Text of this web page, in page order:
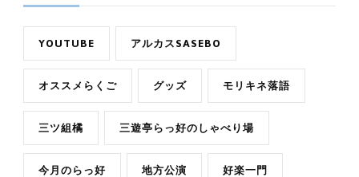
YOUTUBE アルカスSASEBO
オススメらくご グッズ モリキネ落語
三ツ組橘 三遊亭らっ好のしゃべり場
今月のらっ好 地方公演 好楽一門